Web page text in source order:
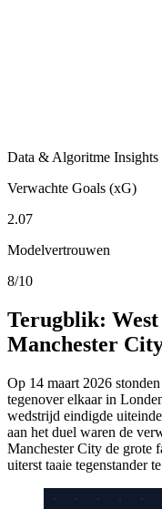
Data & Algoritme Insights
Verwachte Goals (xG)
2.07
Modelvertrouwen
8/10
Terugblik:
Manchester
Op 14 maart 2026
tegenover elkaar in
wedstrijd eindigde
aan het duel waren de
Manchester City de grote
uiterst taaie tegenstander